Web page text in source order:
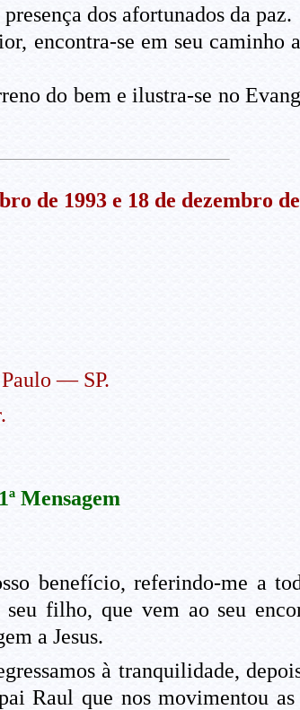
dos afortunados da paz.
encontra-se em seu caminho
do bem e ilustra-se no
de 1993 e 18 de dezembro
— SP.
1ª Mensagem
benefício, referindo-me a
filho, que vem ao seu
a Jesus.
à tranquilidade,
Raul que nos movimentou